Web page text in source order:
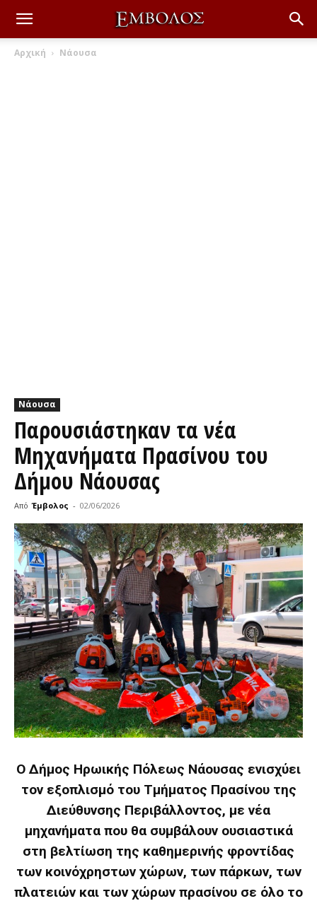
Αρχική Νάουσα
Νάουσα
Παρουσιάστηκαν τα νέα
Μηχανήματα Πρασίνου του
Δήμου Νάουσας
Από Έμβολος - 02/06/2026
Ο Δήμος Ηρωικής Πόλεως Νάουσας ενισχύει
τον εξοπλισμό του Τμήματος Πρασίνου της
Διεύθυνσης Περιβάλλοντος, με νέα
μηχανήματα που θα συμβάλουν ουσιαστικά
στη βελτίωση της καθημερινής φροντίδας
των κοινόχρηστων χώρων, των πάρκων, των
πλατειών και των χώρων πρασίνου σε όλο το